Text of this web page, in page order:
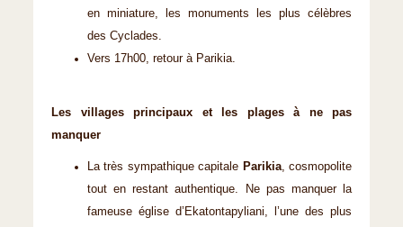
en miniature, les monuments les plus célèbres
des Cyclades.
Vers 17h00, retour à Parikia.
Les villages principaux et les plages à ne pas
manquer
La très sympathique capitale Parikia, cosmopolite
tout en restant authentique. Ne pas manquer la
fameuse église d’Ekatontapyliani, l’une des plus